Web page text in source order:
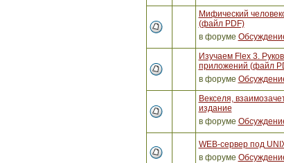
Мифический
(файл PDF)
в форуме
Изучаем Flex 3.
приложений (файл
в форуме
Векселя,
издание
в форуме
WEB-сервер под
в форуме